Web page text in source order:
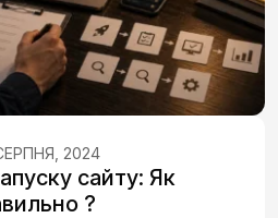
2024
сайту: Як
?